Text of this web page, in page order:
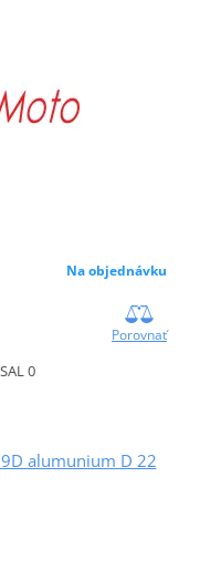
Na objednávku
Porovnať
0
alumunium D 22